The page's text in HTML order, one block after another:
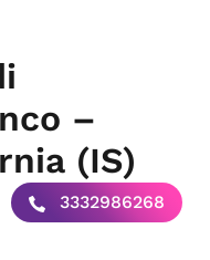
–
(IS)
3332986268